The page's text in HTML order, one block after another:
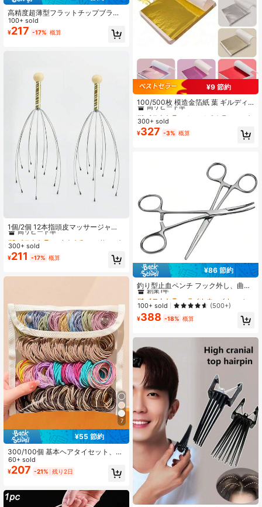
高精度超薄型フラットチップブラッ
クヘッド、眉毛&まつ毛クリップ、ス
テンレス鋼眉毛&まつ毛ツイーザー、
眉毛脱毛ツール、眉毛手入れ必需品
100+ sold
¥217 -17% 概算
1個/2個 12本指頭皮マッサージャ
ー、頭皮かき心地良いマッサージャ
ー、頭皮マッサージリラックス、頭
部マッサージ 髪の刺激と体のストレ
ス解消、ヘア、ヘアツール、ヘアケ
ア、学校、新学期、旅行、トラベル
エッセンシャル、ホームエッセンシ
高リピート率
#3 ベストセラー
高リピート率
#3 ベストセラー
高リピート率
#3 ベストセラー
くすぐる マッサージ＆リラクゼーションツール
300+ sold
¥211 -17% 概算
7
¥55 節約
300/100個 基本ヘアタイセット、高
弾性設計、何度も伸ばしても変形し
にくい - 女の子、女性、男性、日常
必需品に適しています
60+ sold
¥207 -21% 残り2日
¥9 節約
100/500枚 模造金箔紙 葉 ギルディ
ング ペイント DIY 家具装飾クラフト
用紙、お祝いのシーン装飾、レジン
工芸、家具の装飾、天井、ジュエリ
ー作りの金メッキ装飾に
#1 ベストセラー
高リピート率
#1 ベストセラー
高リピート率
#1 ベストセラー
高リピート率
#1 ベストセラー
に マルチカラー コンフェッティ&コンフェッティ大砲
300+ sold
¥327 -3% 概算
¥86 節約
釣り型止血ペンチ フック外し、曲が
りと直のヘッド、ペット耳の毛抜
き、犬猫の抜け毛取りピンセット 1
個
#1 ベストセラー
ライトウェイト ペンチ
創業1年
#1 ベストセラー
創業1年
#1 ベストセラー
創業1年
#1 ベストセラー
100+ sold (500+)
¥388 -18% 概算